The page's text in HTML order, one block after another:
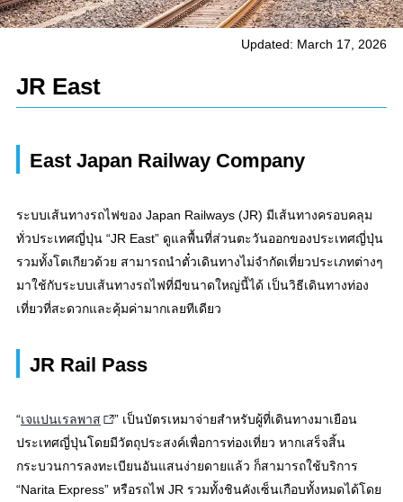
Updated: March 17, 2026
JR East
East Japan Railway Company
ระบบเส้นทางรถไฟของ Japan Railways (JR) มีเส้นทางครอบคลุม
ทั่วประเทศญี่ปุ่น “JR East” ดูแลพื้นที่ส่วนตะวันออกของประเทศญี่ปุ่น
รวมทั้งโตเกียวด้วย สามารถนำตั๋วเดินทางไม่จำกัดเที่ยวประเภทต่างๆ
มาใช้กับระบบเส้นทางรถไฟที่มีขนาดใหญ่นี้ได้ เป็นวิธีเดินทางท่อง
เที่ยวที่สะดวกและคุ้มค่ามากเลยทีเดียว
JR Rail Pass
“เจแปนเรลพาส
” เป็นบัตรเหมาจ่ายสำหรับผู้ที่เดินทางมาเยือน
ประเทศญี่ปุ่นโดยมีวัตถุประสงค์เพื่อการท่องเที่ยว หากเสร็จสิ้น
กระบวนการลงทะเบียนอันแสนง่ายดายแล้ว ก็สามารถใช้บริการ
“Narita Express” หรือรถไฟ JR รวมทั้งชินคังเซ็นเกือบทั้งหมดได้โดย